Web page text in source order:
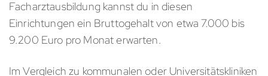
Facharztausbildung kannst du in diesen
Einrichtungen ein Bruttogehalt von etwa 7.000 bis
9.200 Euro pro Monat erwarten.
Im Vergleich zu kommunalen oder Universitätskliniken